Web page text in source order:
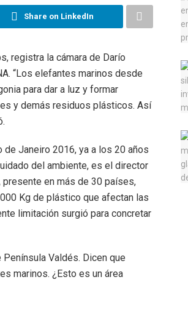
Share on LinkedIn
registra la cámara de Darío
“Los elefantes marinos desde
para dar a luz y formar
y demás residuos plásticos. Así
Janeiro 2016, ya a los 20 años
del ambiente, es el director
presente en más de 30 países,
Kg de plástico que afectan las
limitación surgió para concretar
Valdés. Dicen que
marinos. ¿Esto es un área